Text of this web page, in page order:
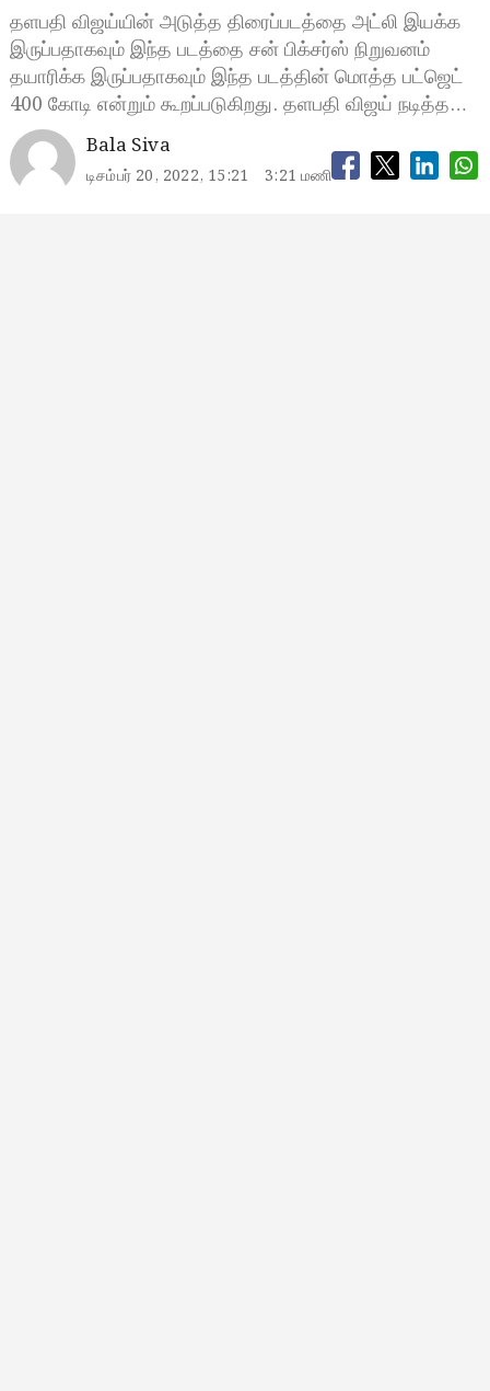
தளபதி விஜய்யின் அடுத்த திரைப்படத்தை அட்லி இயக்க
இருப்பதாகவும் இந்த படத்தை சன் பிக்சர்ஸ் நிறுவனம்
தயாரிக்க இருப்பதாகவும் இந்த படத்தின் மொத்த பட்ஜெட்
400 கோடி என்றும் கூறப்படுகிறது. தளபதி விஜய் நடித்த…
Bala Siva
டிசம்பர் 20, 2022, 15:21 3:21 மணி